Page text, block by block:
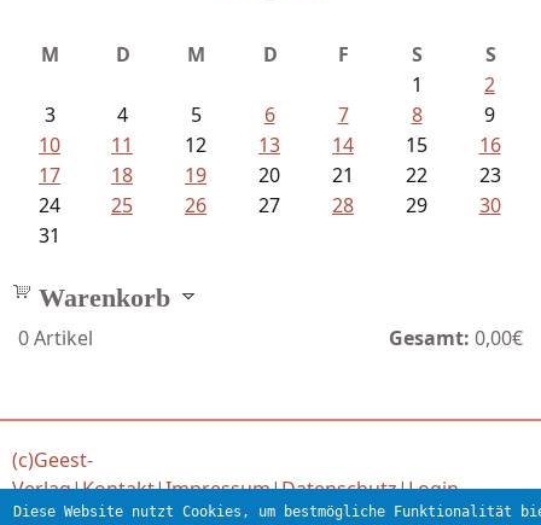
M D M D F S
S
1
2
3
4 5 6 7 8
9
10
11 12 13 14 15
16
17
18 19 20 21 22
23
24
25 26 27 28 29
30
31
Warenkorb
0Artikel Gesamt: 0,00€
(c)Geest-
Verlag|Kontakt|Impressum|Datenschutz|Login
Diese Website nutzt Cookies, um bestmögliche Funktionalität